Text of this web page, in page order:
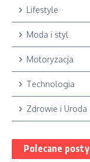
Lifestyle
Moda i styl
Motoryzacja
Technologia
Zdrowie i Uroda
Polecane posty